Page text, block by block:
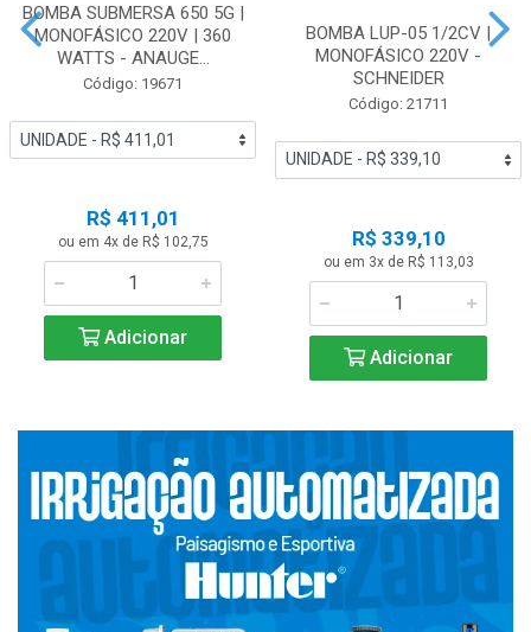
BOMBA SUBMERSA 650 5G |
MONOFÁSICO 220V | 360
WATTS - ANAUGE...
Código: 19671
R$ 411,01
ou em 4x de R$ 102,75
Adicionar
BOMBA LUP-05 1/2CV |
MONOFÁSICO 220V -
SCHNEIDER
Código: 21711
R$ 339,10
ou em 3x de R$ 113,03
Adicionar